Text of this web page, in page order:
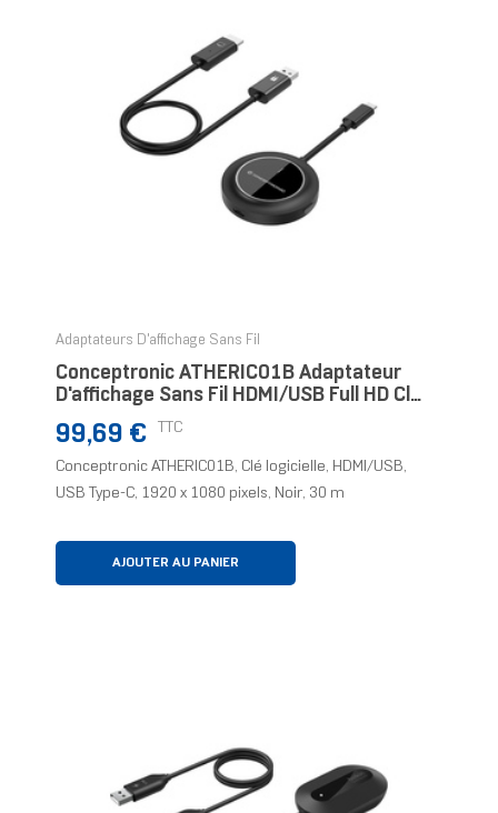
Adaptateurs D'affichage Sans Fil
Conceptronic ATHERIC01B Adaptateur
D'affichage Sans Fil HDMI/USB Full HD Clé
Prix
99,69 € TTC
Conceptronic ATHERIC01B, Clé logicielle, HDMI/USB,
USB Type-C, 1920 x 1080 pixels, Noir, 30 m
AJOUTER AU PANIER